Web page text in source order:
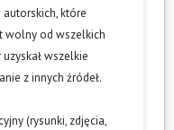
które
wolny od wszelkich
wszelkie
z innych źródeł.
(rysunki, zdjęcia,